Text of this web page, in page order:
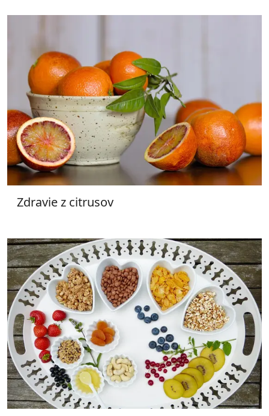
Zdravie z citrusov